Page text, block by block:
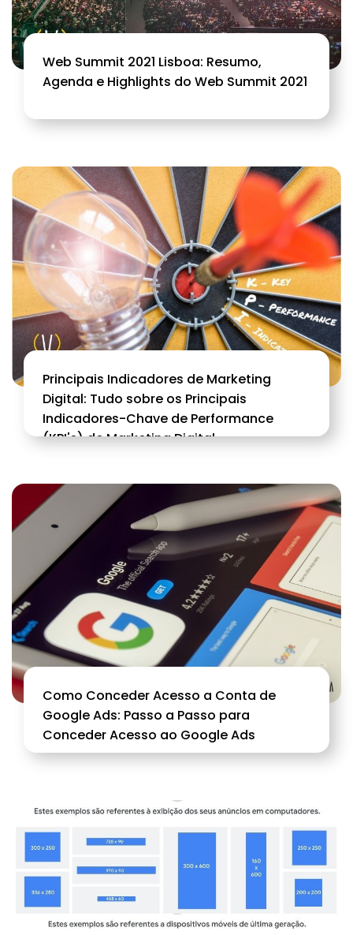
Web Summit 2021 Lisboa: Resumo,
Agenda e Highlights do Web Summit 2021
Principais Indicadores de Marketing
Digital: Tudo sobre os Principais
Indicadores-Chave de Performance
(KPI's) de Marketing Digital
Como Conceder Acesso a Conta de
Google Ads: Passo a Passo para
Conceder Acesso ao Google Ads